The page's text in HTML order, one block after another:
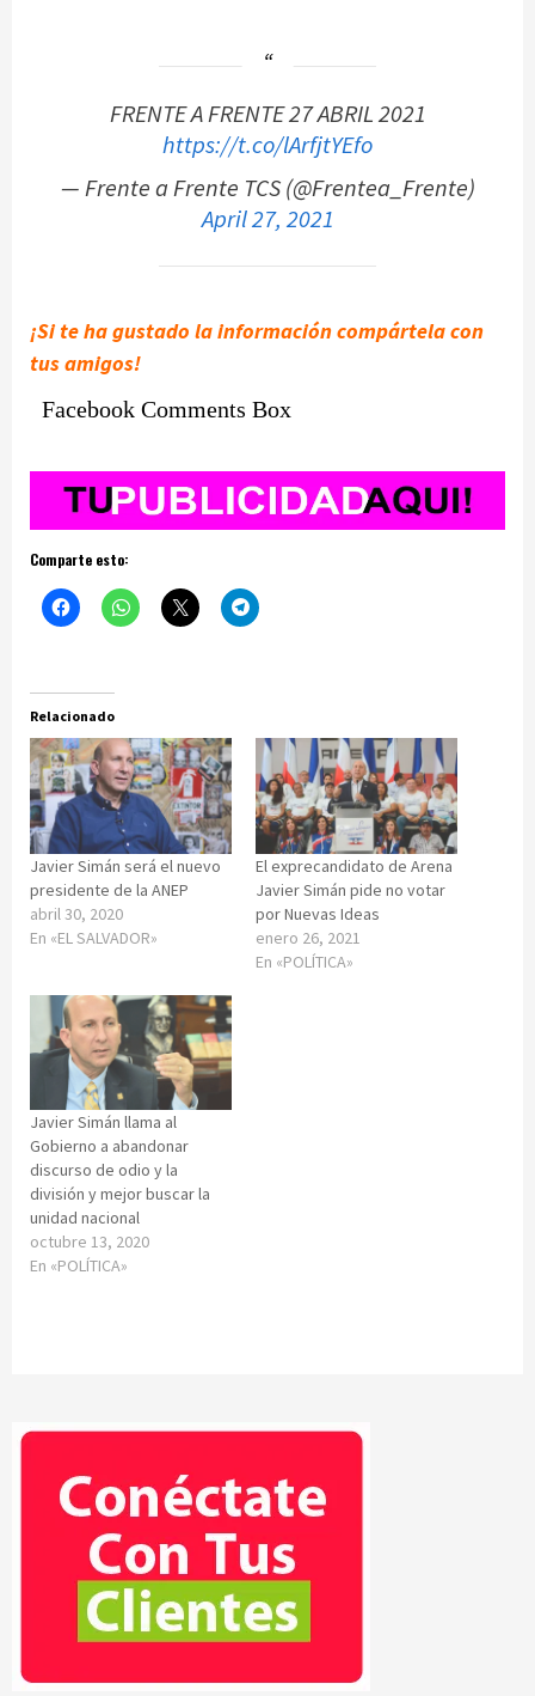
FRENTE A FRENTE 27 ABRIL 2021
https://t.co/lArfjtYEfo
— Frente a Frente TCS (@Frentea_Frente)
April 27, 2021
¡Si te ha gustado la información compártela con
tus amigos!
Facebook Comments Box
Comparte esto:
Relacionado
Javier Simán será el nuevo
presidente de la ANEP
abril 30, 2020
En «EL SALVADOR»
El exprecandidato de Arena
Javier Simán pide no votar
por Nuevas Ideas
enero 26, 2021
En «POLÍTICA»
Javier Simán llama al
Gobierno a abandonar
discurso de odio y la
división y mejor buscar la
unidad nacional
octubre 13, 2020
En «POLÍTICA»